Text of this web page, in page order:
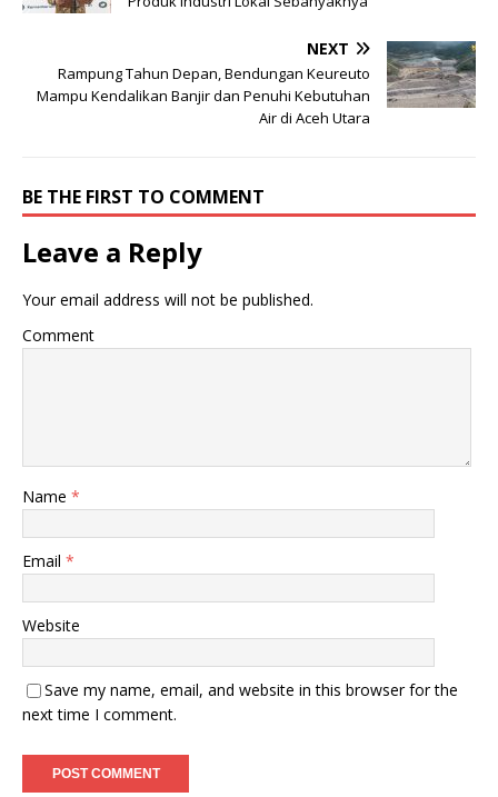
NEXT
Rampung Tahun Depan, Bendungan Keureuto
Mampu Kendalikan Banjir dan Penuhi Kebutuhan
Air di Aceh Utara
BE THE FIRST TO COMMENT
Leave a Reply
Your email address will not be published.
Comment
Name *
Email *
Website
Save my name, email, and website in this browser for the
next time I comment.